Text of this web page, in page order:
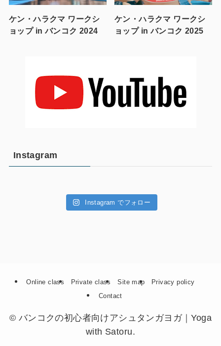
ケン・ハラクマ ワークシ
ョップ in バンコク 2024
ケン・ハラクマ ワークシ
ョップ in バンコク 2025
Instagram
Instagram でフォロー
Online class Private class Site map
Privacy policy
Contact
© バンコクの初心者向けアシュタンガヨガ｜Yoga
with Satoru.